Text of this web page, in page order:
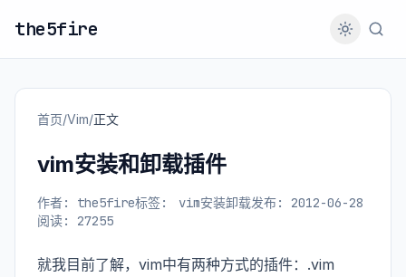
the5fire
首页/Vim/正文
vim安装和卸载插件
作者: the5fire标签: vim安装卸载发布: 2012-06-28
阅读: 27255
就我目前了解，vim中有两种方式的插件：.vim